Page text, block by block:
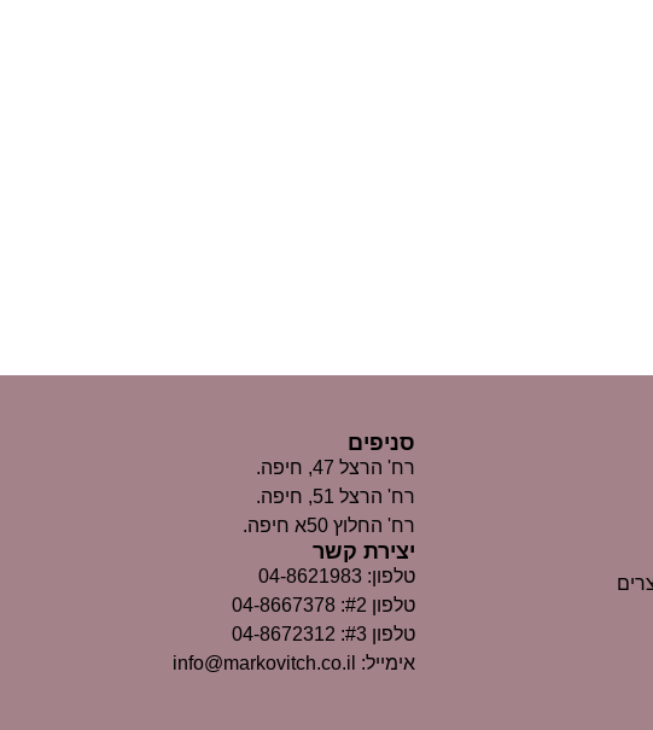
סניפים
רח' הרצל 47, חיפה.
רח' הרצל 51, חיפה.
רח' החלוץ 50א חיפה.
יצירת קשר
טלפון: 04-8621983
טלפון #2: 04-8667378
טלפון #3: 04-8672312
אימייל: info@markovitch.co.il